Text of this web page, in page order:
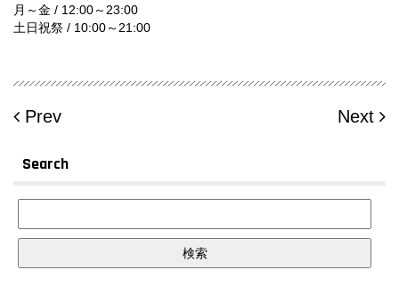
月～金 / 12:00～23:00
土日祝祭 / 10:00～21:00
Prev Next
Search